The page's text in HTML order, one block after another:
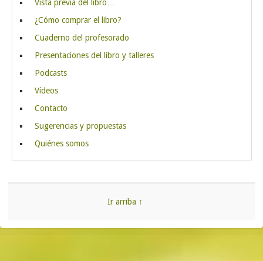
Vista previa del libro…
¿Cómo comprar el libro?
Cuaderno del profesorado
Presentaciones del libro y talleres
Podcasts
Vídeos
Contacto
Sugerencias y propuestas
Quiénes somos
Ir arriba ↑